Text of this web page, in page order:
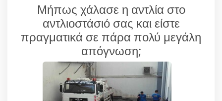
Μήπως χάλασε η αντλία στο
αντλιοστάσιό σας και είστε
πραγματικά σε πάρα πολύ μεγάλη
απόγνωση;